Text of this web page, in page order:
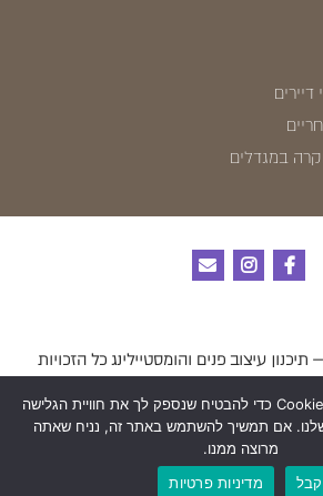
במגדלים
עיצוב פנים והומסטיילינג כל הזכויות
שמורות לאתר
Made with by
אנו משתמשים בקובצי Cookie כדי להבטיח שנספק לך את חוויית הגלישה
אם תמשיך להשתמש באתר זה, נניח שאתה
מרוצה ממנו.
קבל
מדיניות פרטיות